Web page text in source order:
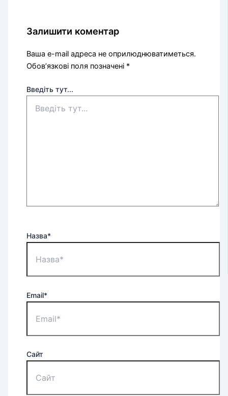
Залишити коментар
Ваша e-mail адреса не оприлюднюватиметься.
Обов’язкові поля позначені *
Введіть тут...
Назва*
Email*
Сайт